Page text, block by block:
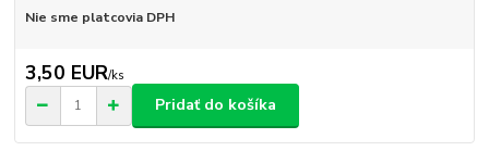
Nie sme platcovia DPH
3,50 EUR/ks
Pridať do košíka